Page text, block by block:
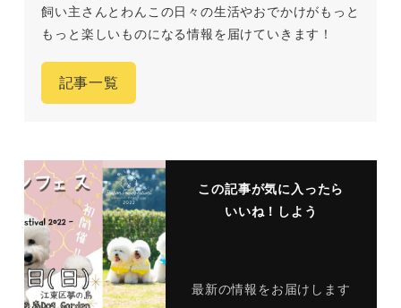
飼い主さんとわんこの日々の生活やおでかけがもっと
もっと楽しいものになる情報を届けていきます！
記事一覧
この記事が気に入ったら
いいね！しよう
最新の情報をお届けします